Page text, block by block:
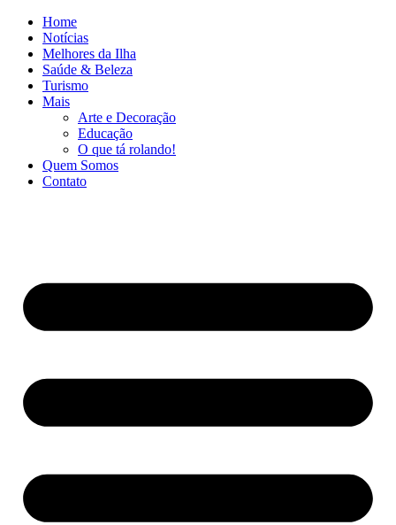
para
conteúdo
Home
Notícias
Melhores da Ilha
Saúde & Beleza
Turismo
Mais
Arte e Decoração
Educação
O que tá rolando!
Quem Somos
Contato